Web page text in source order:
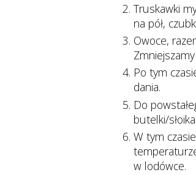
Truskawki
na pół,
Owoce,
Po tym
dania.
Do
butelki/
W tym
w lodówce.